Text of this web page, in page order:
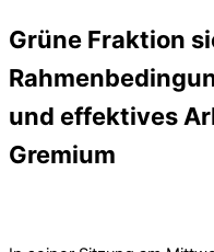
Grüne Fraktion
und effektives
Gremium